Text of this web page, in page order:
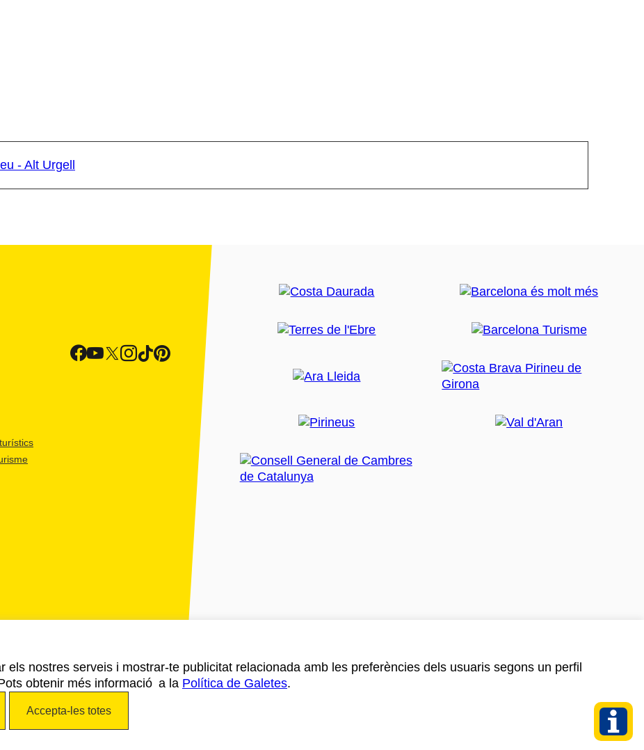
- Alt Urgell
nostres serveis i mostrar-te publicitat relacionada amb les preferències dels usuaris segons un perfil
obtenir més informació a la Política de Galetes.
Accepta-les totes